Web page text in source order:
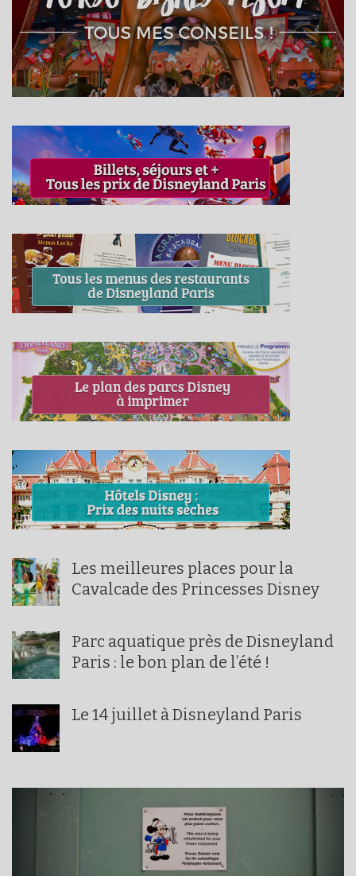
Les meilleures places pour la
Cavalcade des Princesses Disney
Parc aquatique près de Disneyland
Paris : le bon plan de l’été !
Le 14 juillet à Disneyland Paris